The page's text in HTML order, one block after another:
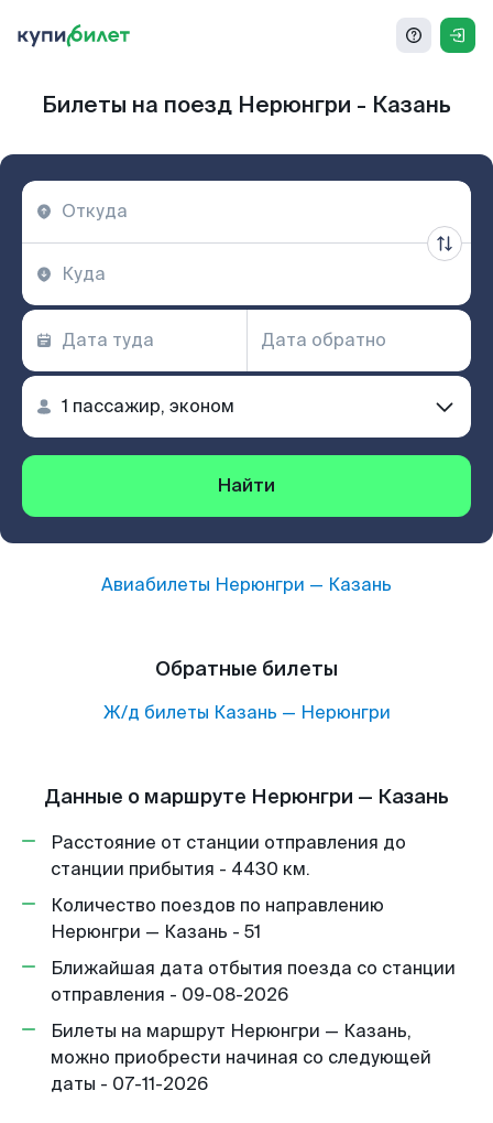
Билеты на поезд Нерюнгри - Казань
Найти
Авиабилеты Нерюнгри — Казань
Обратные билеты
Ж/д билеты Казань — Нерюнгри
Данные о маршруте Нерюнгри — Казань
Расстояние от станции отправления до
станции прибытия - 4430 км.
Количество поездов по направлению
Нерюнгри — Казань - 51
Ближайшая дата отбытия поезда со станции
отправления - 09-08-2026
Билеты на маршрут Нерюнгри — Казань,
можно приобрести начиная со следующей
даты - 07-11-2026